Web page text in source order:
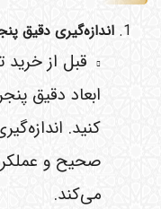
اندازه‌گیری دقیق
قبل از خرید
ابعاد دقیق
کنید.
صحیح و
می‌کند.